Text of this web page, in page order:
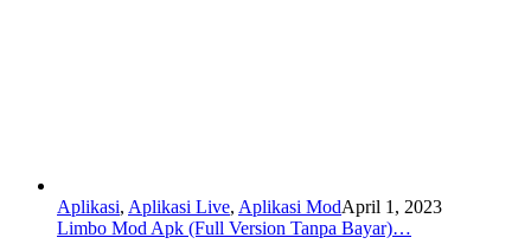
Aplikasi, Aplikasi Live, Aplikasi ModApril 1, 2023
Limbo Mod Apk (Full Version Tanpa Bayar)…